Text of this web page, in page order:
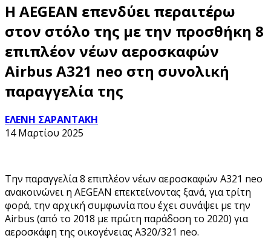
Η AEGEAN επενδύει περαιτέρω
στον στόλο της με την προσθήκη 8
επιπλέον νέων αεροσκαφών
Airbus A321 neo στη συνολική
παραγγελία της
ΕΛΕΝΗ ΣΑΡΑΝΤΑΚΗ
14 Μαρτίου 2025
Την παραγγελία 8 επιπλέον νέων αεροσκαφών A321 neo
ανακοινώνει η AEGEAN επεκτείνοντας ξανά, για τρίτη
φορά, την αρχική συμφωνία που έχει συνάψει με την
Airbus (από το 2018 με πρώτη παράδοση το 2020) για
αεροσκάφη της οικογένειας A320/321 neo.